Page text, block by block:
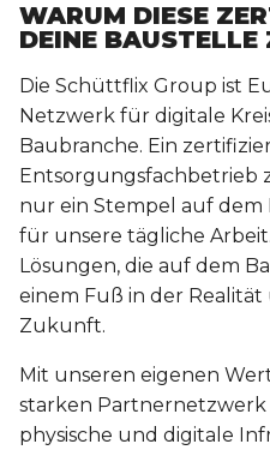
WARUM DIESE
DEINE BAUSTELLE
Die Schüttflix Group ist
Netzwerk für digitale
Baubranche. Ein
Entsorgungsfachbetrieb
nur ein Stempel auf dem
für unsere tägliche
Lösungen, die auf dem
einem Fuß in der
Zukunft.
Mit unseren eigenen
starken Partnernetzwerk
physische und digitale